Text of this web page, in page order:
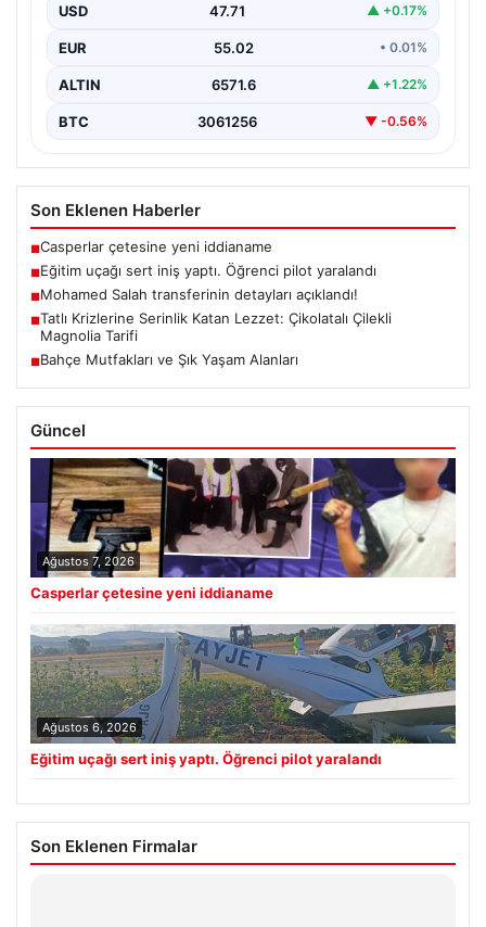
USD 47.71 ▲ +0.17%
EUR 55.02 • 0.01%
ALTIN 6571.6 ▲ +1.22%
BTC 3061256 ▼ -0.56%
Son Eklenen Haberler
■Casperlar çetesine yeni iddianame
■Eğitim uçağı sert iniş yaptı. Öğrenci pilot yaralandı
■Mohamed Salah transferinin detayları açıklandı!
■Tatlı Krizlerine Serinlik Katan Lezzet: Çikolatalı Çilekli
Magnolia Tarifi
■Bahçe Mutfakları ve Şık Yaşam Alanları
Güncel
Ağustos 7, 2026
Casperlar çetesine yeni iddianame
Ağustos 6, 2026
Eğitim uçağı sert iniş yaptı. Öğrenci pilot yaralandı
Son Eklenen Firmalar